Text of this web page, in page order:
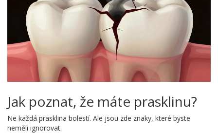
Jak poznat, že máte prasklinu?
Ne každá prasklina bolestí. Ale jsou zde znaky, které byste
neměli ignorovat.